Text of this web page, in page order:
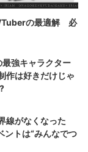
の最適解 必
強キャラクター
は好きだけじゃ
線がなくなった
トは“みんなでつ